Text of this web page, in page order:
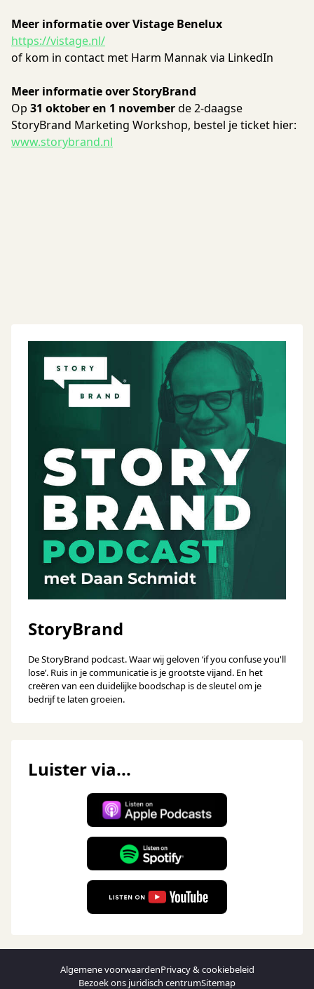
Meer informatie over Vistage Benelux
https://vistage.nl/
of kom in contact met Harm Mannak via LinkedIn
Meer informatie over StoryBrand
Op 31 oktober en 1 novemberde 2-daagse
StoryBrand Marketing Workshop, bestel je ticket hier:
www.storybrand.nl
StoryBrand
De StoryBrand podcast. Waar wij geloven ‘if you confuse you'll
lose’. Ruis in je communicatie is je grootste vijand. En het
creëren van een duidelijke boodschap is de sleutel om je
bedrijf te laten groeien.
Luister via...
Algemene voorwaardenPrivacy & cookiebeleid
Bezoek ons juridisch centrumSitemap